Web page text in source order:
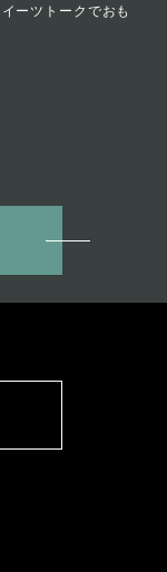
ーツトークでおも